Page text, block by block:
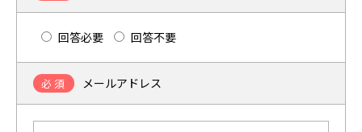
回答必要 回答不要
必須 メールアドレス